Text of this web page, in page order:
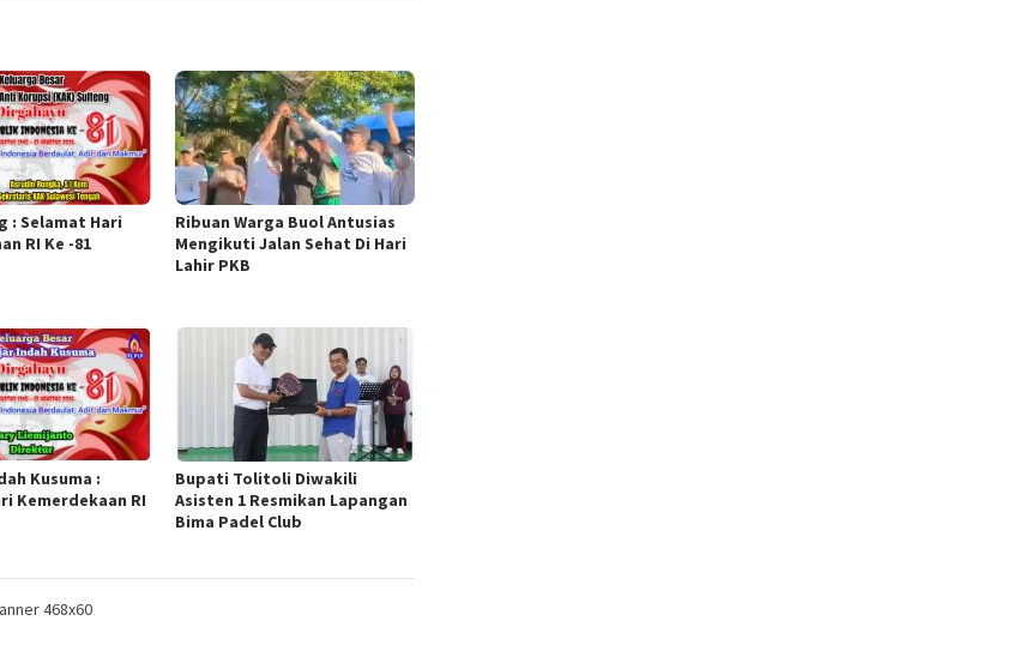
: Selamat Hari
RI Ke -81
Ribuan Warga Buol Antusias
Mengikuti Jalan Sehat Di Hari
Lahir PKB
Kusuma :
Kemerdekaan RI
Bupati Tolitoli Diwakili
Asisten 1 Resmikan Lapangan
Bima Padel Club